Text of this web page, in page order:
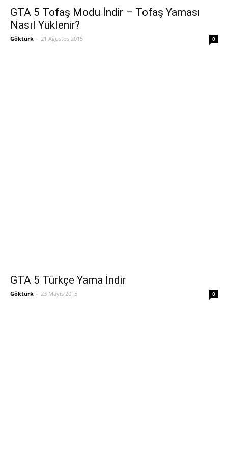
GTA 5 Tofaş Modu İndir – Tofaş Yaması
Nasıl Yüklenir?
Göktürk - 21 Ağustos 2015 0
GTA 5 Türkçe Yama İndir
Göktürk - 23 Mayıs 2015 0